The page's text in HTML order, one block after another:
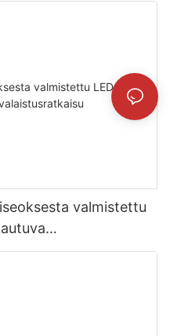
valmistettu